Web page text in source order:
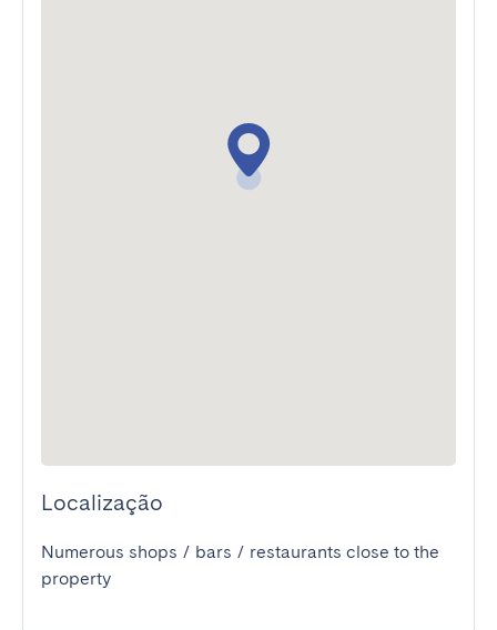
Localização
Numerous shops / bars / restaurants close to the
property